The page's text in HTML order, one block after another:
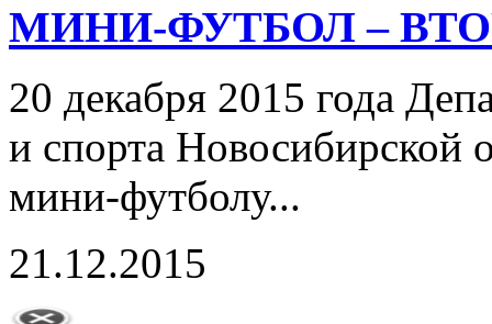
МИНИ-ФУТБОЛ –
20 декабря 2015 года
и спорта Новосибирской
мини-футболу...
21.12.2015